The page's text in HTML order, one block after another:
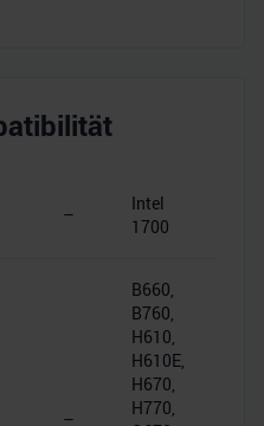
–
Intel
1700
–
B660,
B760,
H610,
H610E,
H670,
H770,